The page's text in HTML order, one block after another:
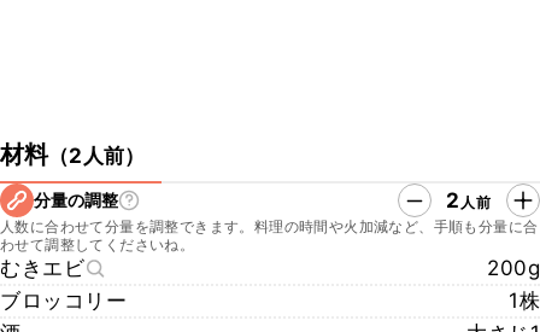
材料（2人前）
分量の調整 2 人前
人数に合わせて分量を調整できます。料理の時間や火加減など、手順も分量に合
わせて調整してくださいね。
むきエビ
200g
ブロッコリー
1株